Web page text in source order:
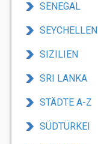
SENEGAL
SEYCHELLEN
SIZILIEN
SRI LANKA
STÄDTE A-Z
SÜDTÜRKEI